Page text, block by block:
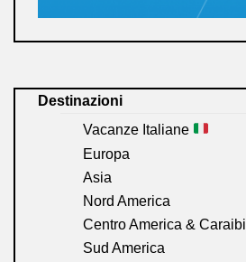
Destinazioni
Vacanze Italiane
Europa
Asia
Nord America
Centro America & Caraibi
Sud America